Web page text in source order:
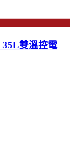
35L雙溫控電